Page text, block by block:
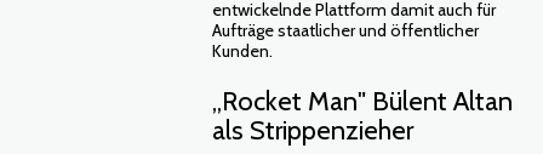
entwickelnde Plattform damit auch für
Aufträge staatlicher und öffentlicher
Kunden.
„Rocket Man" Bülent Altan
als Strippenzieher